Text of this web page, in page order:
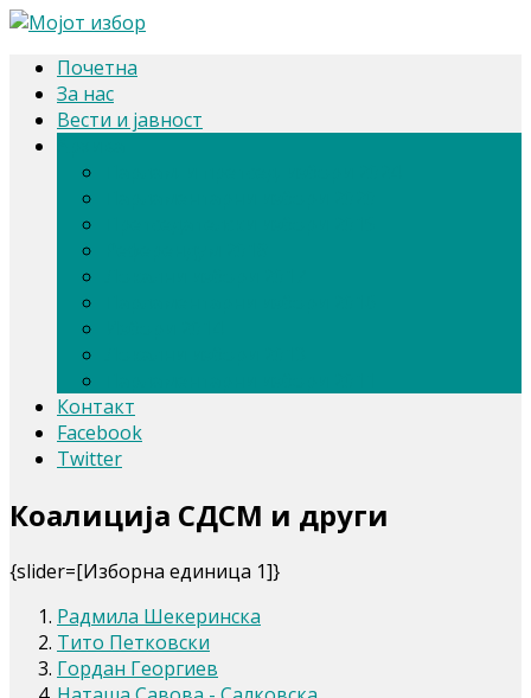
Почетна
За нас
Вести и јавност
Контакт
Facebook
Twitter
Коалиција СДСМ и други
{slider=[Изборна единица 1]}
Радмила Шекеринска
Тито Петковски
Гордан Георгиев